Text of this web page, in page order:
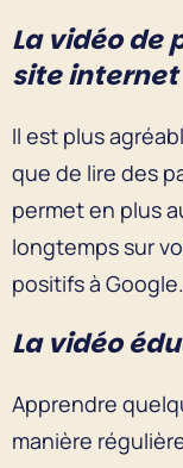
La vidéo de
site internet
Il est plus
que de lire des
permet en plus
longtemps sur
positifs à Google.
La vidéo
Apprendre
manière